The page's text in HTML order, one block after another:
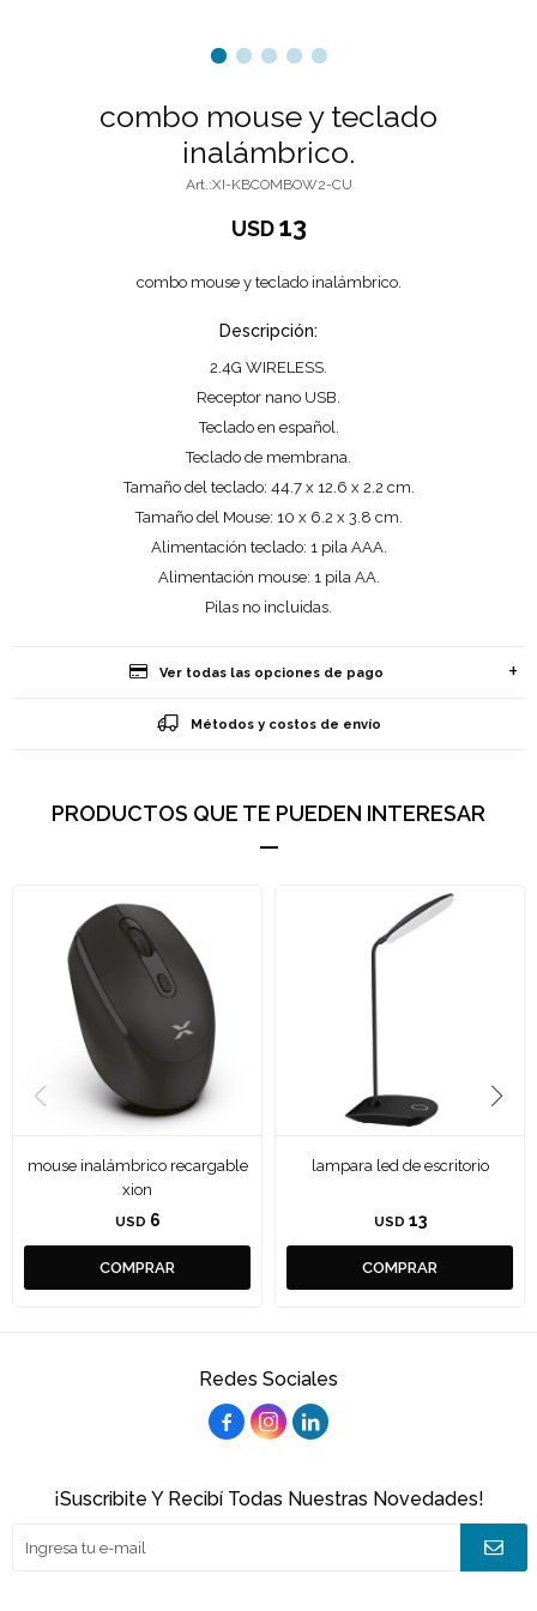
combo mouse y teclado
inalámbrico.
XI-KBCOMBOW2-CU
USD 13
combo mouse y teclado inalámbrico.
Descripción:
2.4G WIRELESS.
Receptor nano USB.
Teclado en español.
Teclado de membrana.
Tamaño del teclado: 44.7 x 12.6 x 2.2 cm.
Tamaño del Mouse: 10 x 6.2 x 3.8 cm.
Alimentación teclado: 1 pila AAA.
Alimentación mouse: 1 pila AA.
Pilas no incluidas.
Ver todas las opciones de pago
Métodos y costos de envío
PRODUCTOS QUE TE PUEDEN INTERESAR
mouse inalámbrico recargable
xion
USD 6
lampara led de escritorio
USD 13
Redes Sociales
  
¡Suscribite Y Recibí Todas Nuestras Novedades!